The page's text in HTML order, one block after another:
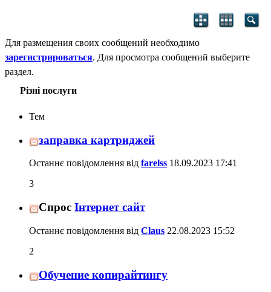
Для размещения своих сообщений необходимо
зарегистрироваться. Для просмотра сообщений выберите
раздел.
Різні послуги
Тем
заправка картриджей
Останнє повідомлення від farelss 18.09.2023 17:41
3
Спрос Інтернет сайт
Останнє повідомлення від Claus 22.08.2023 15:52
2
Обучение копирайтингу